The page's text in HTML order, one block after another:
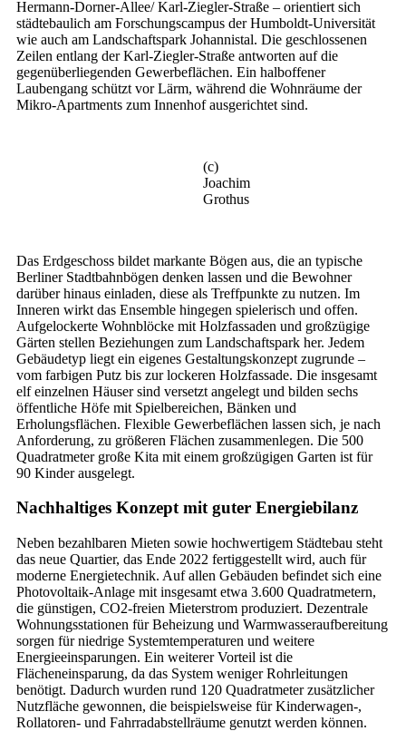
Hermann-Dorner-Allee/ Karl-Ziegler-Straße – orientiert sich
städtebaulich am Forschungscampus der Humboldt-Universität
wie auch am Landschaftspark Johannistal. Die geschlossenen
Zeilen entlang der Karl-Ziegler-Straße antworten auf die
gegenüberliegenden Gewerbeflächen. Ein halboffener
Laubengang schützt vor Lärm, während die Wohnräume der
Mikro-Apartments zum Innenhof ausgerichtet sind.
(c)
Joachim
Grothus
Das Erdgeschoss bildet markante Bögen aus, die an typische
Berliner Stadtbahnbögen denken lassen und die Bewohner
darüber hinaus einladen, diese als Treffpunkte zu nutzen. Im
Inneren wirkt das Ensemble hingegen spielerisch und offen.
Aufgelockerte Wohnblöcke mit Holzfassaden und großzügige
Gärten stellen Beziehungen zum Landschaftspark her. Jedem
Gebäudetyp liegt ein eigenes Gestaltungskonzept zugrunde –
vom farbigen Putz bis zur lockeren Holzfassade. Die insgesamt
elf einzelnen Häuser sind versetzt angelegt und bilden sechs
öffentliche Höfe mit Spielbereichen, Bänken und
Erholungsflächen. Flexible Gewerbeflächen lassen sich, je nach
Anforderung, zu größeren Flächen zusammenlegen. Die 500
Quadratmeter große Kita mit einem großzügigen Garten ist für
90 Kinder ausgelegt.
Nachhaltiges Konzept mit guter Energiebilanz
Neben bezahlbaren Mieten sowie hochwertigem Städtebau steht
das neue Quartier, das Ende 2022 fertiggestellt wird, auch für
moderne Energietechnik. Auf allen Gebäuden befindet sich eine
Photovoltaik-Anlage mit insgesamt etwa 3.600 Quadratmetern,
die günstigen, CO2-freien Mieterstrom produziert. Dezentrale
Wohnungsstationen für Beheizung und Warmwasseraufbereitung
sorgen für niedrige Systemtemperaturen und weitere
Energieeinsparungen. Ein weiterer Vorteil ist die
Flächeneinsparung, da das System weniger Rohrleitungen
benötigt. Dadurch wurden rund 120 Quadratmeter zusätzlicher
Nutzfläche gewonnen, die beispielsweise für Kinderwagen-,
Rollatoren- und Fahrradabstellräume genutzt werden können.